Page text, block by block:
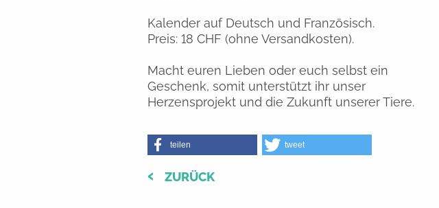
Kalender auf Deutsch und Französisch.
Preis: 18 CHF (ohne Versandkosten).
Macht euren Lieben oder euch selbst ein
Geschenk, somit unterstützt ihr unser
Herzensprojekt und die Zukunft unserer Tiere.
teilen tweet
ZURÜCK